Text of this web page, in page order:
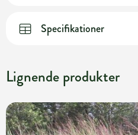
Specifikationer
Lignende produkter